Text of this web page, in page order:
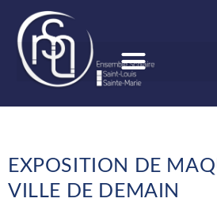
EXPOSITION DE
VILLE DE DEMAIN